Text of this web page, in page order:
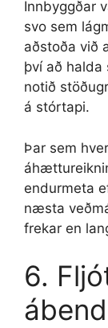
Innbyggðar
svo sem
aðstoða við
því að halda
notið
á stórtapi.
Þar sem
endurmeta
næsta
frekar en
6.